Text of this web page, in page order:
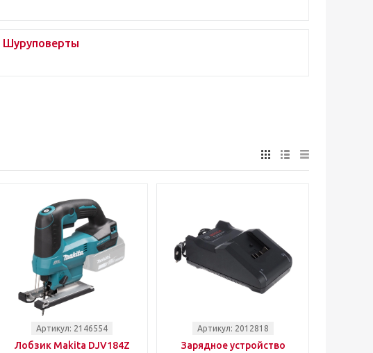
Шуруповерты
Артикул: 2146554
Лобзик Makita DJV184Z
Артикул: 2012818
Зарядное устройство